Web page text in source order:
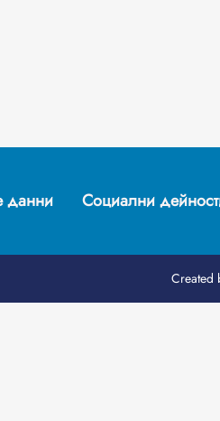
данни Социални
Created